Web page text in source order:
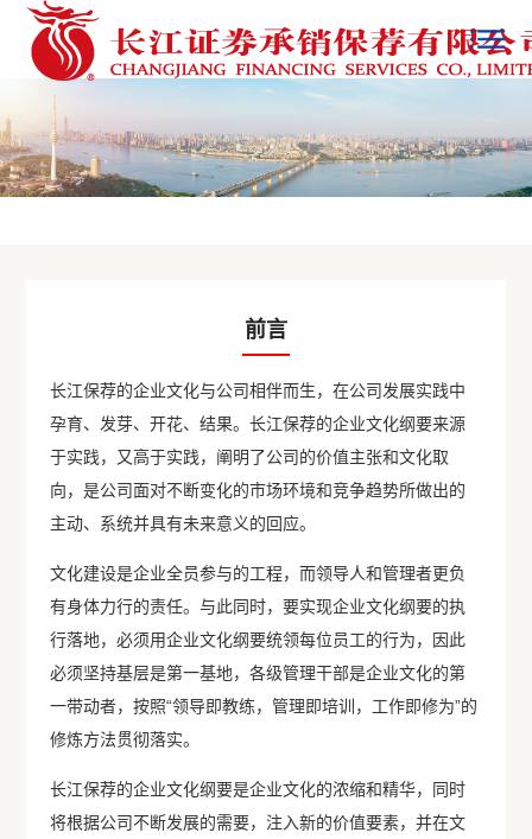
前言
长江保荐的企业文化与公司相伴而生，在公司发展实践中
孕育、发芽、开花、结果。长江保荐的企业文化纲要来源
于实践，又高于实践，阐明了公司的价值主张和文化取
向，是公司面对不断变化的市场环境和竞争趋势所做出的
主动、系统并具有未来意义的回应。
文化建设是企业全员参与的工程，而领导人和管理者更负
有身体力行的责任。与此同时，要实现企业文化纲要的执
行落地，必须用企业文化纲要统领每位员工的行为，因此
必须坚持基层是第一基地，各级管理干部是企业文化的第
一带动者，按照“领导即教练，管理即培训，工作即修为”的
修炼方法贯彻落实。
长江保荐的企业文化纲要是企业文化的浓缩和精华，同时
将根据公司不断发展的需要，注入新的价值要素，并在文